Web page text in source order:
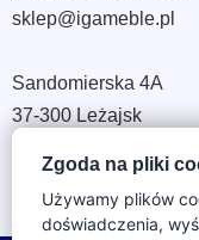
sklep@igameble.pl
Sandomierska 4A
37-300 Leżajsk
REGON: 180933172
Zgoda na pliki
Używamy plików
doświadczenia,